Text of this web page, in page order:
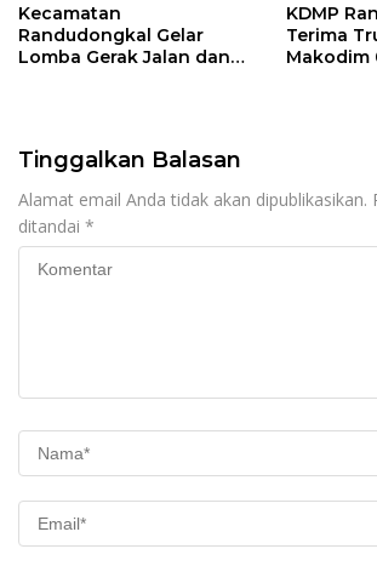
Kecamatan
Randudongkal Gelar
Lomba Gerak Jalan dan
KDMP
Terima
Makodim
Tinggalkan Balasan
Alamat email Anda tidak akan dipublikasikan.
ditandai *